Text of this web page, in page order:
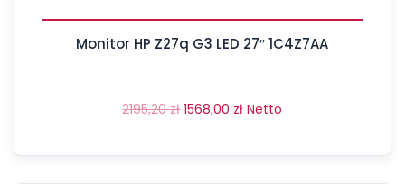
Monitor HP Z27q G3 LED 27″ 1C4Z7AA
2195,20zł 1568,00 zł Netto